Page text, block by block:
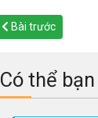
Bài trước
Có thể